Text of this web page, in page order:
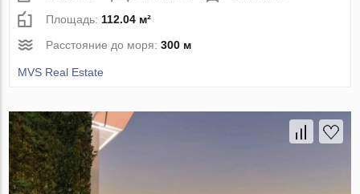
Площадь: 112.04 м²
Расстояние до моря:300 м
MVS Real Estate